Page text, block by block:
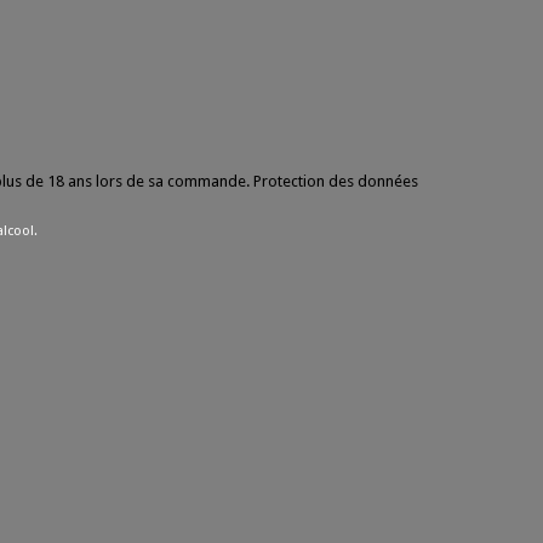
de 18 ans lors de sa commande. Protection des données